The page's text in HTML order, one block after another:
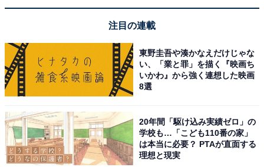
注目の連載
東野圭吾や湊かなえだけじゃな
い、「業と罪」を描く『映画ち
いかわ』から強く連想した映画
8選
20年間「駆け込み実績ゼロ」の
学校も…「こども110番の家」
は本当に必要？ PTAが直面する
理想と現実